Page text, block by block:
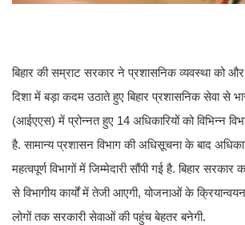
बिहार की सम्राट सरकार ने प्रशासनिक व्यवस्था को
दिशा में बड़ा कदम उठाते हुए बिहार प्रशासनिक सेवा से
(आईएएस) में प्रोन्नत हुए 14 अधिकारियों को विभिन्न
है. सामान्य प्रशासन विभाग की अधिसूचना के बाद
महत्वपूर्ण विभागों में जिम्मेदारी सौंपी गई है. बिहार
से विभागीय कार्यों में तेजी आएगी, योजनाओं के
लोगों तक सरकारी सेवाओं की पहुंच बेहतर बनेगी.